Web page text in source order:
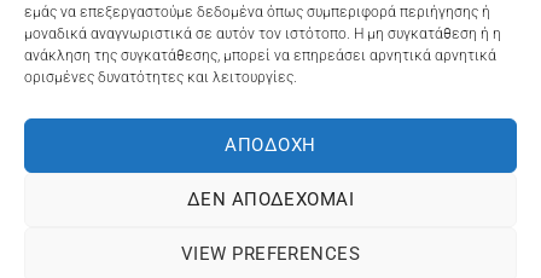
εμάς να επεξεργαστούμε δεδομένα όπως συμπεριφορά περιήγησης ή
μοναδικά αναγνωριστικά σε αυτόν τον ιστότοπο. Η μη συγκατάθεση ή η
ανάκληση της συγκατάθεσης, μπορεί να επηρεάσει αρνητικά αρνητικά
ορισμένες δυνατότητες και λειτουργίες.
ΑΠΟΔΟΧΉ
ΔΕΝ ΑΠΟΔΈΧΟΜΑΙ
VIEW PREFERENCES
Dioni Hair Spa, Κ. Σφακιανάκη 5, τηλ 28210 94712
On
Delivery
ΤΡΟΠΟΙ ΠΛΗΡΩΜΗΣ
ΠΟΛΙΤΙΚΉ ΕΠΙΣΤΡΟΦΏΝ
ΠΟΛΙΤΙΚΉ ΑΠΟΡΡΉΤΟΥ – COOKIES (ΕΕ)
. Powered byOCS eShop Development